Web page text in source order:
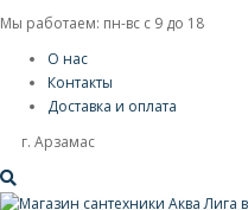
Мы работаем: пн-вс с 9 до 18
О нас
Контакты
Доставка и оплата
г. Арзамас